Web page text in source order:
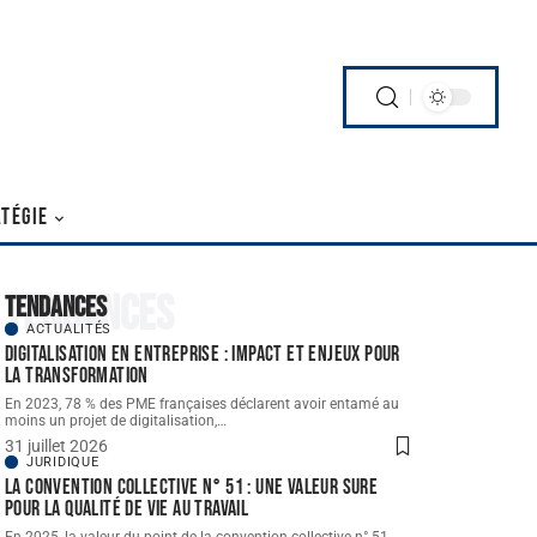
Tendances
Tendances
ACTUALITÉS
Digitalisation en entreprise : impact et enjeux pour
la transformation
En 2023, 78 % des PME françaises déclarent avoir entamé au
moins un projet de digitalisation,…
31 juillet 2026
JURIDIQUE
La convention collective n° 51 : une valeur sure
pour la qualité de vie au travail